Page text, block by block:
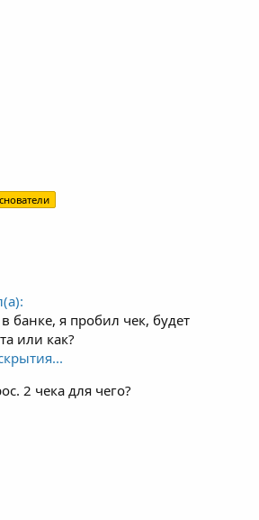
банке, я пробил чек, будет
или как?
2 чека для чего?